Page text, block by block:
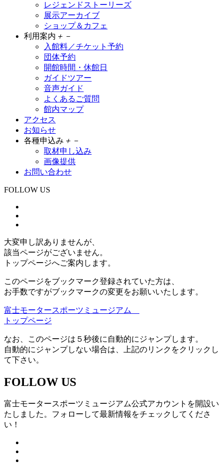
レジェンドストーリーズ
展示アーカイブ
ショップ＆カフェ
利用案内 ＋ －
入館料／チケット予約
団体予約
開館時間・休館日
ガイドツアー
音声ガイド
よくあるご質問
館内マップ
アクセス
お知らせ
各種申込み ＋ －
取材申し込み
画像提供
お問い合わせ
FOLLOW US
大変申し訳ありませんが、
該当ページがございません。
トップページへご案内します。
このページをブックマーク登録されていた方は、
お手数ですがブックマークの変更をお願いいたします。
富士モータースポーツミュージアム
トップページ
なお、このページは５秒後に自動的にジャンプします。
自動的にジャンプしない場合は、上記のリンクをクリックし
て下さい。
FOLLOW US
富士モータースポーツミュージアム公式アカウントを開設い
たしました。フォローして最新情報をチェックしてくださ
い！